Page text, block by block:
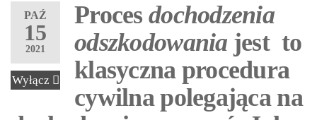
PAŹ
15
2021
Wyłącz
Proces dochodzenia
odszkodowania jest to
klasyczna procedura
cywilna polegająca na